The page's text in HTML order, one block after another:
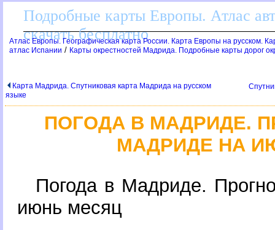
Подробные карты Европы. Атлас
скачать бесплатно
Атлас Европы. Географическая карта России. Карта Европы на русском.
атлас Испании / Карты окрестностей Мадрида. Подробные карты дорог
Карта Мадрида. Спутниковая карта Мадрида на русском
языке
ПОГОДА В МАДРИДЕ.
МАДРИДЕ НА
Погода в Мадриде.
июнь месяц